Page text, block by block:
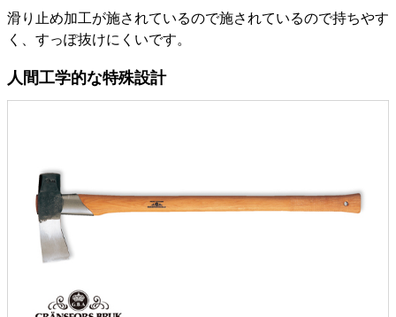
滑り止め加工が施されているので施されているので持ちやす
く、すっぽ抜けにくいです。
人間工学的な特殊設計